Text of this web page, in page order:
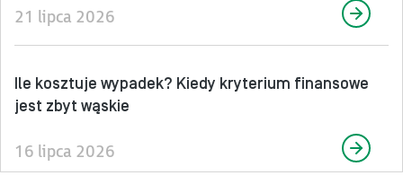
21 lipca 2026
Ile kosztuje wypadek? Kiedy kryterium finansowe
jest zbyt wąskie
16 lipca 2026